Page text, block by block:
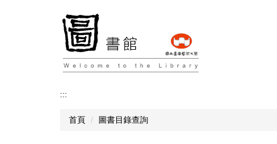
:::
首頁 圖書目錄查詢